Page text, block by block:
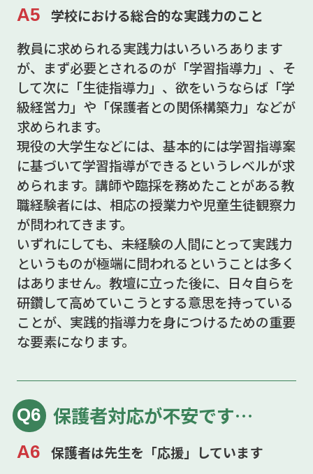
A5 学校における総合的な実践力のこと
教員に求められる実践力はいろいろあります
が、まず必要とされるのが「学習指導力」、そ
して次に「生徒指導力」、欲をいうならば「学
級経営力」や「保護者との関係構築力」などが
求められます。
現役の大学生などには、基本的には学習指導案
に基づいて学習指導ができるというレベルが求
められます。講師や臨採を務めたことがある教
職経験者には、相応の授業力や児童生徒観察力
が問われてきます。
いずれにしても、未経験の人間にとって実践力
というものが極端に問われるということは多く
はありません。教壇に立った後に、日々自らを
研鑽して高めていこうとする意思を持っている
ことが、実践的指導力を身につけるための重要
な要素になります。
Q6 保護者対応が不安です…
A6 保護者は先生を「応援」しています